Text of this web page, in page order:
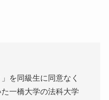
を同級生に同意なく
一橋大学の法科大学